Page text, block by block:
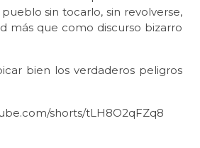
sin tocarlo, sin revolverse,
más que como discurso bizarro
bien los verdaderos peligros
shorts/tLH8O2qFZq8